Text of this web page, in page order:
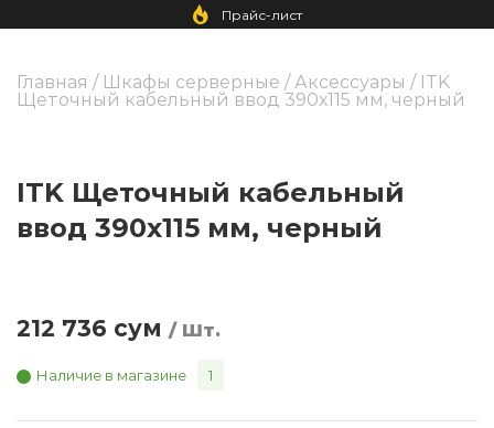
Прайс-лист
Главная / Шкафы серверные /Аксессуары / ITK
Щеточный кабельный ввод 390х115 мм, черный
ITK Щеточный кабельный
ввод 390х115 мм, черный
212 736 сум / Шт.
Наличие в магазине 1